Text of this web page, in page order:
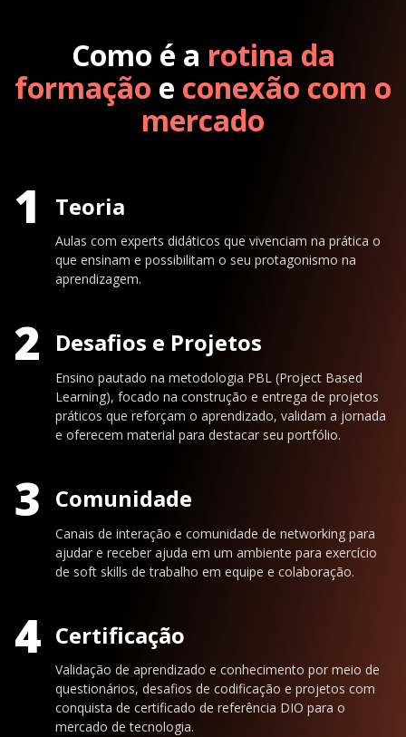
Como é a rotina da
formação e conexão com o
mercado
1 Teoria
Aulas com experts didáticos que vivenciam na prática o
que ensinam e possibilitam o seu protagonismo na
aprendizagem.
2 Desafios e Projetos
Ensino pautado na metodologia PBL (Project Based
Learning), focado na construção e entrega de projetos
práticos que reforçam o aprendizado, validam a jornada
e oferecem material para destacar seu portfólio.
3 Comunidade
Canais de interação e comunidade de networking para
ajudar e receber ajuda em um ambiente para exercício
de soft skills de trabalho em equipe e colaboração.
4 Certificação
Validação de aprendizado e conhecimento por meio de
questionários, desafios de codificação e projetos com
conquista de certificado de referência DIO para o
mercado de tecnologia.